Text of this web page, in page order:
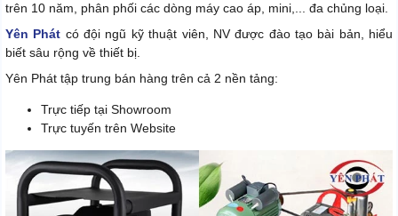
trên 10 năm, phân phối các dòng máy cao áp, mini,... đa chủng loại.
Yên Phát có đội ngũ kỹ thuật viên, NV được đào tạo bài bản, hiểu
biết sâu rộng về thiết bị.
Yên Phát tập trung bán hàng trên cả 2 nền tảng:
Trực tiếp tại Showroom
Trực tuyến trên Website